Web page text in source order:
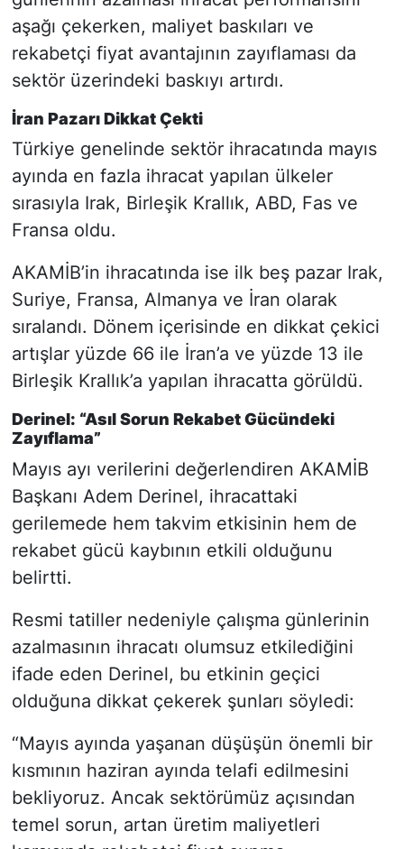
aşağı çekerken, maliyet baskıları ve
rekabetçi fiyat avantajının zayıflaması da
sektör üzerindeki baskıyı artırdı.
İran Pazarı Dikkat Çekti
Türkiye genelinde sektör ihracatında mayıs
ayında en fazla ihracat yapılan ülkeler
sırasıyla Irak, Birleşik Krallık, ABD, Fas ve
Fransa oldu.
AKAMİB’in ihracatında ise ilk beş pazar Irak,
Suriye, Fransa, Almanya ve İran olarak
sıralandı. Dönem içerisinde en dikkat çekici
artışlar yüzde 66 ile İran’a ve yüzde 13 ile
Birleşik Krallık’a yapılan ihracatta görüldü.
Derinel: “Asıl Sorun Rekabet Gücündeki
Zayıflama”
Mayıs ayı verilerini değerlendiren AKAMİB
Başkanı Adem Derinel, ihracattaki
gerilemede hem takvim etkisinin hem de
rekabet gücü kaybının etkili olduğunu
belirtti.
Resmi tatiller nedeniyle çalışma günlerinin
azalmasının ihracatı olumsuz etkilediğini
ifade eden Derinel, bu etkinin geçici
olduğuna dikkat çekerek şunları söyledi:
“Mayıs ayında yaşanan düşüşün önemli bir
kısmının haziran ayında telafi edilmesini
bekliyoruz. Ancak sektörümüz açısından
temel sorun, artan üretim maliyetleri